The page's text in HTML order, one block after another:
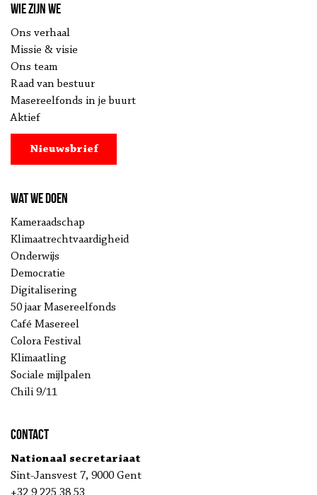
Wie zijn we
Ons verhaal
Missie & visie
Ons team
Raad van bestuur
Masereelfonds in je buurt
Aktief
Nieuwsbrief
Wat we doen
Kameraadschap
Klimaatrechtvaardigheid
Onderwijs
Democratie
Digitalisering
50 jaar Masereelfonds
Café Masereel
Colora Festival
Klimaatling
Sociale mijlpalen
Chili 9/11
Contact
Nationaal secretariaat
Sint-Jansvest 7, 9000 Gent